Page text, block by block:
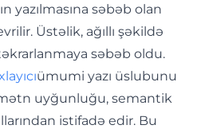
yazılmasına səbəb olan
Üstəlik, ağıllı şəkildə
səbəb oldu.
ümumi yazı üslubunu
uyğunluğu, semantik
istifadə edir. Bu